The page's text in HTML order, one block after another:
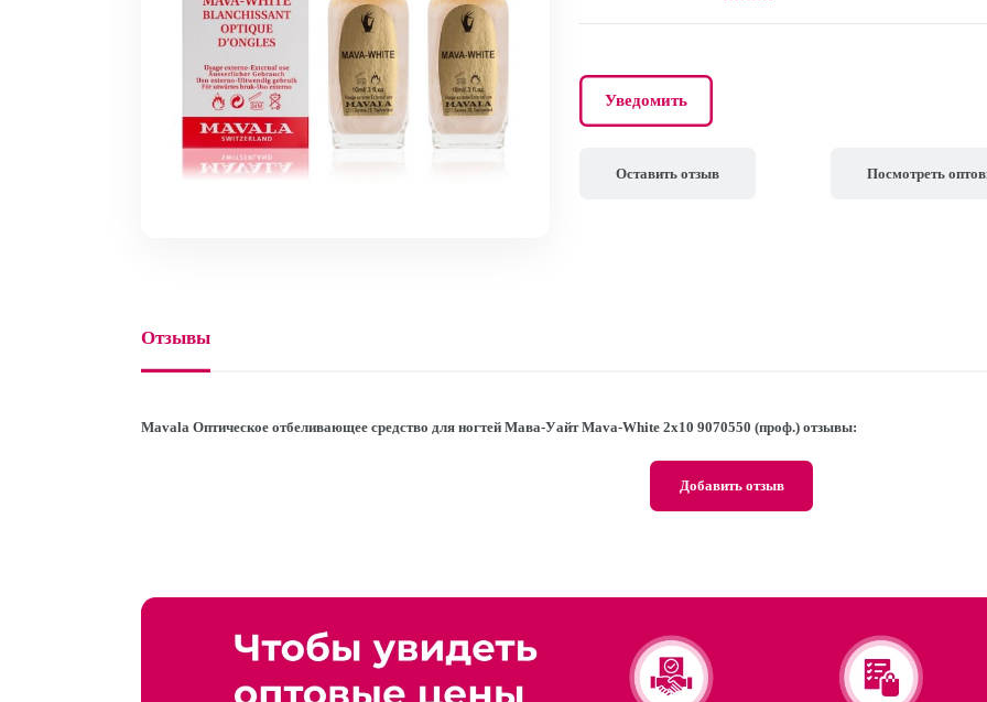
Уведомить
Оставить отзыв Посмотреть
Отзывы
Mavala Оптическое отбеливающее средство для ногтей Мава-Уайт Mava-White 2х10 9070550 (проф.) отзывы:
Добавить отзыв